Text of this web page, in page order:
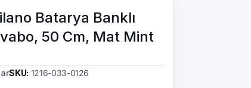
Batarya Banklı
50 Cm, Mat Mint
SKU: 1216-033-0126